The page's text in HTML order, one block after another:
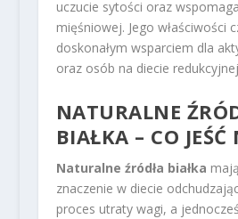
uczucie sytości oraz
mięśniowej. Jego właściwości
doskonałym wsparciem dla
oraz osób na diecie
NATURALNE
BIAŁKA – CO JEŚĆ
Naturalne źródła białka
znaczenie w diecie
proces utraty wagi, a